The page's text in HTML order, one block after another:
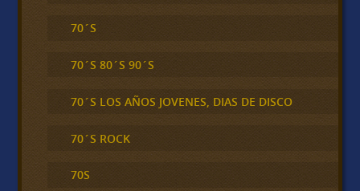
70´S
70´S 80´S 90´S
70´S LOS AÑOS JOVENES, DIAS DE DISCO
70´S ROCK
70S